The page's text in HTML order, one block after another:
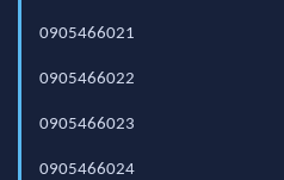
0905466021
0905466022
0905466023
0905466024